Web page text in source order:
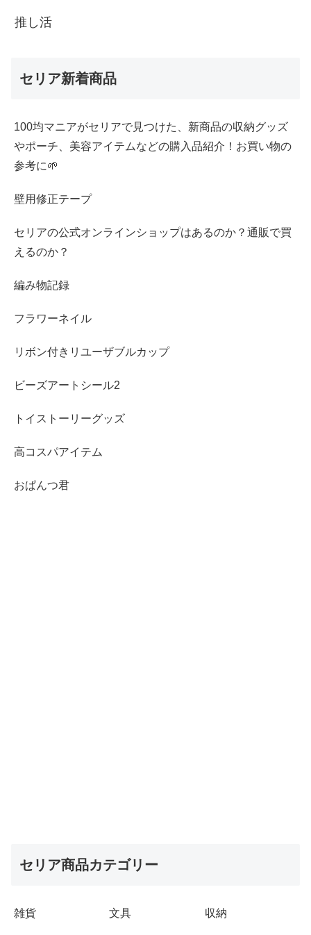
推し活
セリア新着商品
100均マニアがセリアで見つけた、新商品の収納グッズ
やポーチ、美容アイテムなどの購入品紹介！お買い物の
参考に🌱
壁用修正テープ
セリアの公式オンラインショップはあるのか？通販で買
えるのか？
編み物記録
フラワーネイル
リボン付きリユーザブルカップ
ビーズアートシール2
トイストーリーグッズ
高コスパアイテム
おぱんつ君
セリア商品カテゴリー
雑貨 文具 収納